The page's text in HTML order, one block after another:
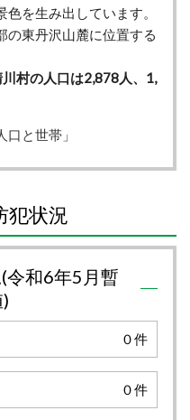
を生み出しています。
の東丹沢山麓に位置する
村の人口は2,878人、1,
口と世帯」
犯状況
令和6年5月暫
０件
０件